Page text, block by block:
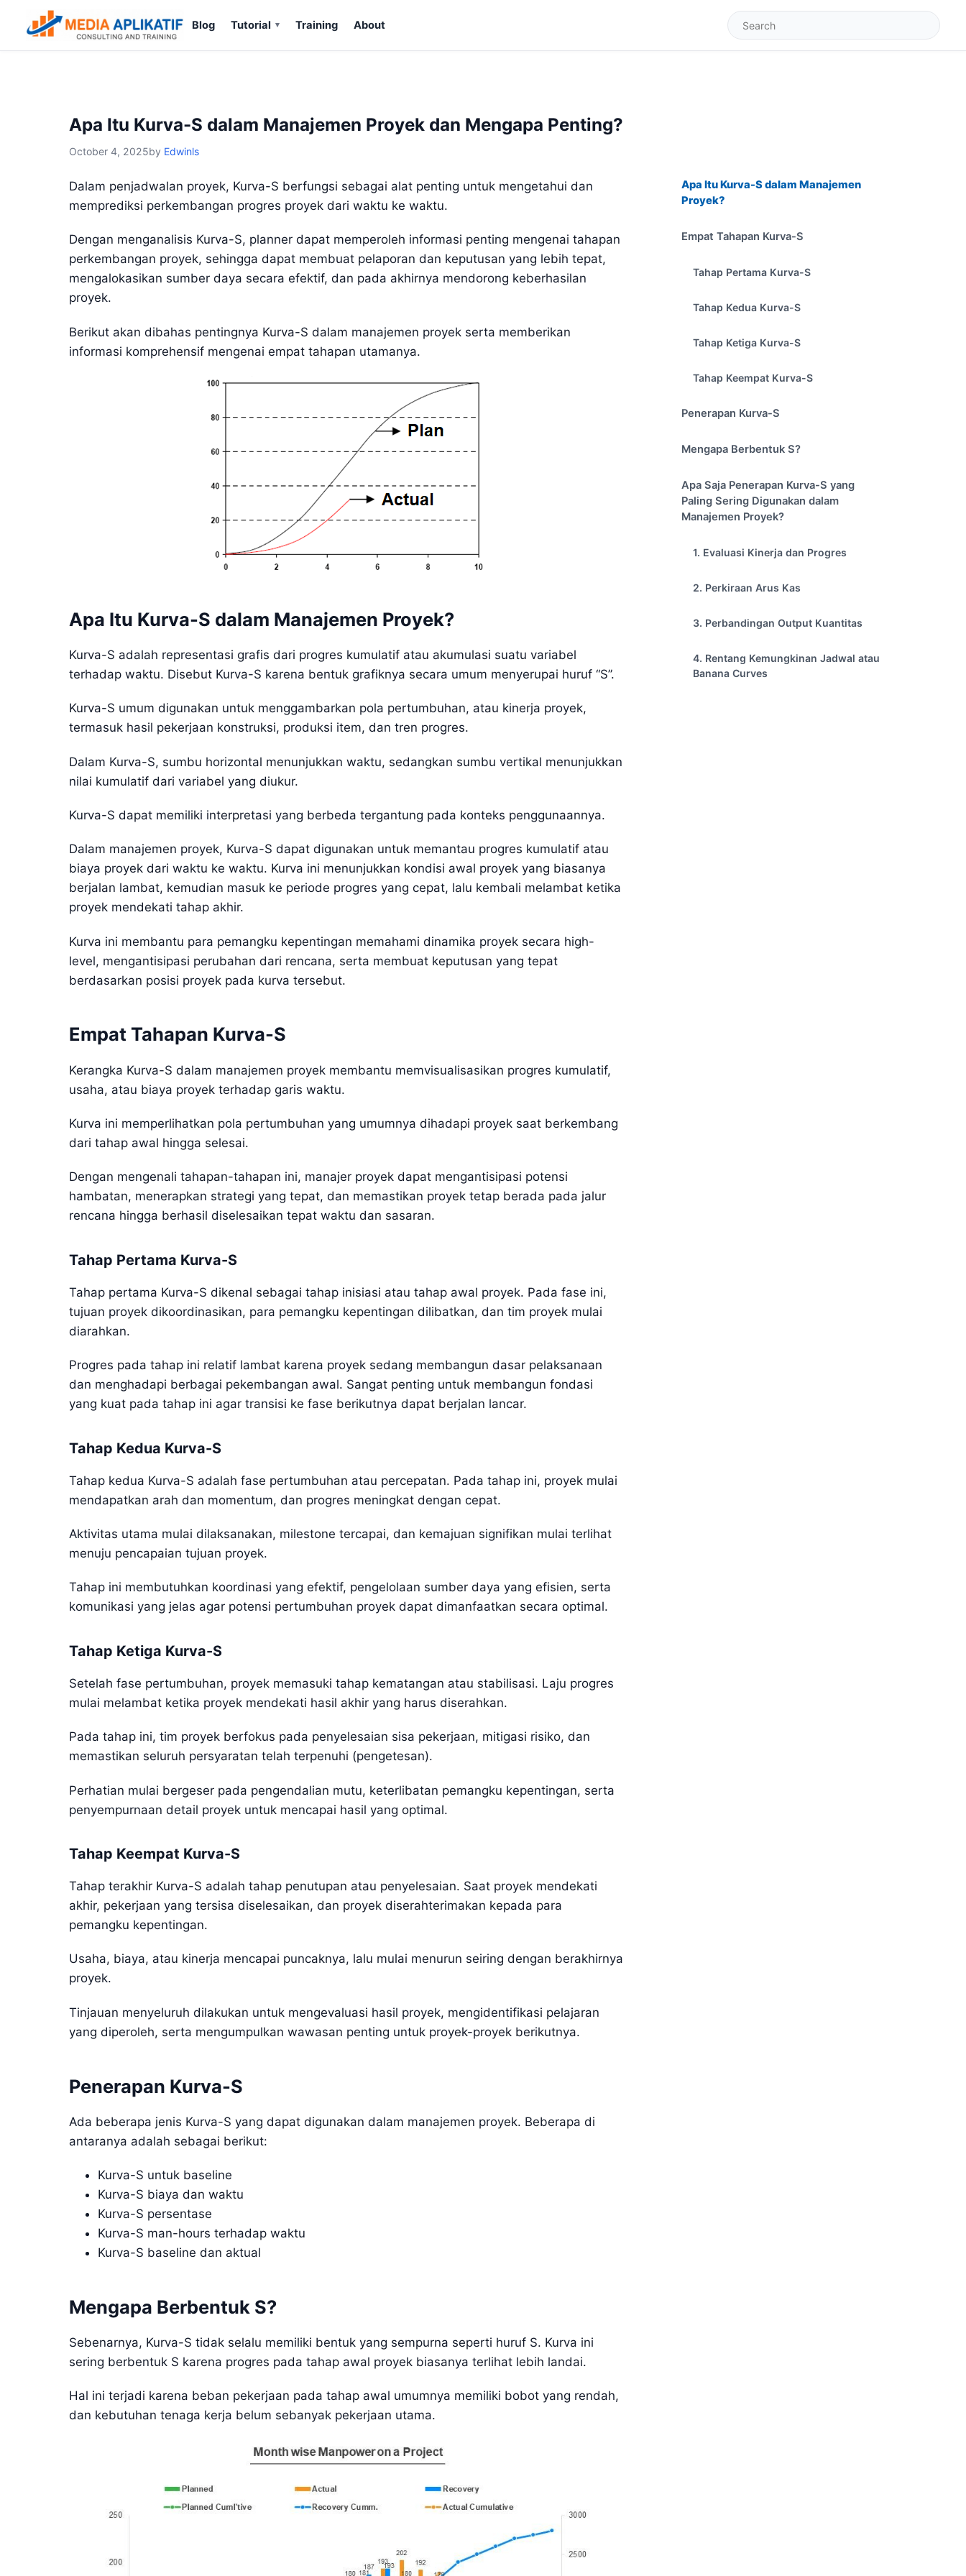
Blog Tutorial Training About
Apa Itu Kurva-S dalam Manajemen Proyek dan Mengapa Penting?
October 4, 2025by Edwinls
Dalam penjadwalan proyek, Kurva-S berfungsi sebagai alat penting untuk mengetahui dan
memprediksi perkembangan progres proyek dari waktu ke waktu.
Dengan menganalisis Kurva-S, planner dapat memperoleh informasi penting mengenai tahapan
perkembangan proyek, sehingga dapat membuat pelaporan dan keputusan yang lebih tepat,
mengalokasikan sumber daya secara efektif, dan pada akhirnya mendorong keberhasilan
proyek.
Berikut akan dibahas pentingnya Kurva-S dalam manajemen proyek serta memberikan
informasi komprehensif mengenai empat tahapan utamanya.
Apa Itu Kurva-S dalam Manajemen Proyek?
Kurva-S adalah representasi grafis dari progres kumulatif atau akumulasi suatu variabel
terhadap waktu. Disebut Kurva-S karena bentuk grafiknya secara umum menyerupai huruf “S”.
Kurva-S umum digunakan untuk menggambarkan pola pertumbuhan, atau kinerja proyek,
termasuk hasil pekerjaan konstruksi, produksi item, dan tren progres.
Dalam Kurva-S, sumbu horizontal menunjukkan waktu, sedangkan sumbu vertikal menunjukkan
nilai kumulatif dari variabel yang diukur.
Kurva-S dapat memiliki interpretasi yang berbeda tergantung pada konteks penggunaannya.
Dalam manajemen proyek, Kurva-S dapat digunakan untuk memantau progres kumulatif atau
biaya proyek dari waktu ke waktu. Kurva ini menunjukkan kondisi awal proyek yang biasanya
berjalan lambat, kemudian masuk ke periode progres yang cepat, lalu kembali melambat ketika
proyek mendekati tahap akhir.
Kurva ini membantu para pemangku kepentingan memahami dinamika proyek secara high-
level, mengantisipasi perubahan dari rencana, serta membuat keputusan yang tepat
berdasarkan posisi proyek pada kurva tersebut.
Empat Tahapan Kurva-S
Kerangka Kurva-S dalam manajemen proyek membantu memvisualisasikan progres kumulatif,
usaha, atau biaya proyek terhadap garis waktu.
Kurva ini memperlihatkan pola pertumbuhan yang umumnya dihadapi proyek saat berkembang
dari tahap awal hingga selesai.
Dengan mengenali tahapan-tahapan ini, manajer proyek dapat mengantisipasi potensi
hambatan, menerapkan strategi yang tepat, dan memastikan proyek tetap berada pada jalur
rencana hingga berhasil diselesaikan tepat waktu dan sasaran.
Tahap Pertama Kurva-S
Tahap pertama Kurva-S dikenal sebagai tahap inisiasi atau tahap awal proyek. Pada fase ini,
tujuan proyek dikoordinasikan, para pemangku kepentingan dilibatkan, dan tim proyek mulai
diarahkan.
Progres pada tahap ini relatif lambat karena proyek sedang membangun dasar pelaksanaan
dan menghadapi berbagai pekembangan awal. Sangat penting untuk membangun fondasi
yang kuat pada tahap ini agar transisi ke fase berikutnya dapat berjalan lancar.
Tahap Kedua Kurva-S
Tahap kedua Kurva-S adalah fase pertumbuhan atau percepatan. Pada tahap ini, proyek mulai
mendapatkan arah dan momentum, dan progres meningkat dengan cepat.
Aktivitas utama mulai dilaksanakan, milestone tercapai, dan kemajuan signifikan mulai terlihat
menuju pencapaian tujuan proyek.
Tahap ini membutuhkan koordinasi yang efektif, pengelolaan sumber daya yang efisien, serta
komunikasi yang jelas agar potensi pertumbuhan proyek dapat dimanfaatkan secara optimal.
Tahap Ketiga Kurva-S
Setelah fase pertumbuhan, proyek memasuki tahap kematangan atau stabilisasi. Laju progres
mulai melambat ketika proyek mendekati hasil akhir yang harus diserahkan.
Pada tahap ini, tim proyek berfokus pada penyelesaian sisa pekerjaan, mitigasi risiko, dan
memastikan seluruh persyaratan telah terpenuhi (pengetesan).
Perhatian mulai bergeser pada pengendalian mutu, keterlibatan pemangku kepentingan, serta
penyempurnaan detail proyek untuk mencapai hasil yang optimal.
Tahap Keempat Kurva-S
Tahap terakhir Kurva-S adalah tahap penutupan atau penyelesaian. Saat proyek mendekati
akhir, pekerjaan yang tersisa diselesaikan, dan proyek diserahterimakan kepada para
pemangku kepentingan.
Usaha, biaya, atau kinerja mencapai puncaknya, lalu mulai menurun seiring dengan berakhirnya
proyek.
Tinjauan menyeluruh dilakukan untuk mengevaluasi hasil proyek, mengidentifikasi pelajaran
yang diperoleh, serta mengumpulkan wawasan penting untuk proyek-proyek berikutnya.
Penerapan Kurva-S
Ada beberapa jenis Kurva-S yang dapat digunakan dalam manajemen proyek. Beberapa di
antaranya adalah sebagai berikut:
Kurva-S untuk baseline
Kurva-S biaya dan waktu
Kurva-S persentase
Kurva-S man-hours terhadap waktu
Kurva-S baseline dan aktual
Mengapa Berbentuk S?
Sebenarnya, Kurva-S tidak selalu memiliki bentuk yang sempurna seperti huruf S. Kurva ini
sering berbentuk S karena progres pada tahap awal proyek biasanya terlihat lebih landai.
Hal ini terjadi karena beban pekerjaan pada tahap awal umumnya memiliki bobot yang rendah,
dan kebutuhan tenaga kerja belum sebanyak pekerjaan utama.
Apa Itu Kurva-S dalam Manajemen
Proyek?
Empat Tahapan Kurva-S
Tahap Pertama Kurva-S
Tahap Kedua Kurva-S
Tahap Ketiga Kurva-S
Tahap Keempat Kurva-S
Penerapan Kurva-S
Mengapa Berbentuk S?
Apa Saja Penerapan Kurva-S yang
Paling Sering Digunakan dalam
Manajemen Proyek?
1. Evaluasi Kinerja dan Progres
2. Perkiraan Arus Kas
3. Perbandingan Output Kuantitas
4. Rentang Kemungkinan Jadwal atau
Banana Curves